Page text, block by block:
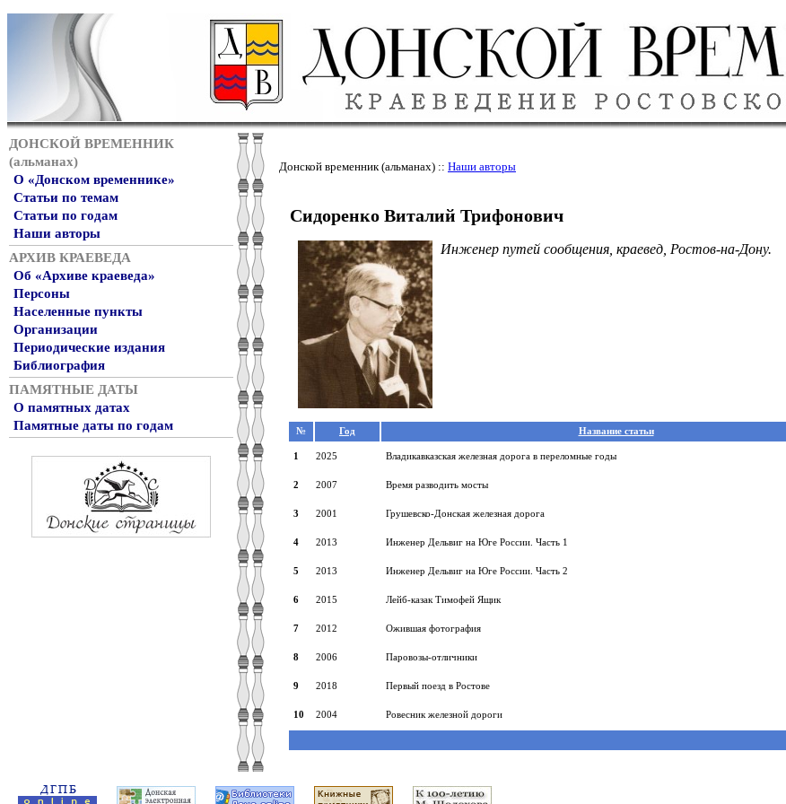
ДОНСКОЙ ВРЕМЕННИК
(альманах)
О «Донском временнике»
Статьи по темам
Статьи по годам
Наши авторы
АРХИВ КРАЕВЕДА
Об «Архиве краеведа»
Персоны
Населенные пункты
Организации
Периодические издания
Библиография
ПАМЯТНЫЕ ДАТЫ
О памятных датах
Памятные даты по годам
Донской временник (альманах) :: Наши авторы
Сидоренко Виталий Трифонович
Инженер путей сообщения, краевед, Ростов-на-Дону.
№ Год Название статьи
1 2025 Владикавказская железная дорога в переломные годы
2 2007 Время разводить мосты
3 2001 Грушевско-Донская железная дорога
4 2013 Инженер Дельвиг на Юге России. Часть 1
5 2013 Инженер Дельвиг на Юге России. Часть 2
6 2015 Лейб-казак Тимофей Ящик
7 2012 Ожившая фотография
8 2006 Паровозы-отличники
9 2018 Первый поезд в Ростове
10 2004 Ровесник железной дороги